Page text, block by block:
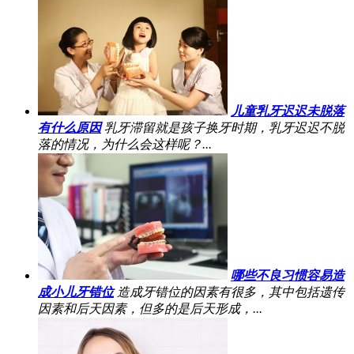
儿童乳牙迟迟未脱落
有什么原因 乳牙滞留就是孩子换牙时期，乳牙迟迟不脱
落的情况，为什么会这样呢？...
哪些不良习惯容易造
成小儿牙错位 造成牙错位的因素有很多，其中包括遗传
因素和后天因素，但多的是后天形成，...